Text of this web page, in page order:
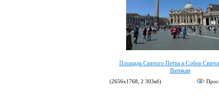
Площадь Святого Петра и Собор
Ватикан
(2656х1768, 2 303кб)